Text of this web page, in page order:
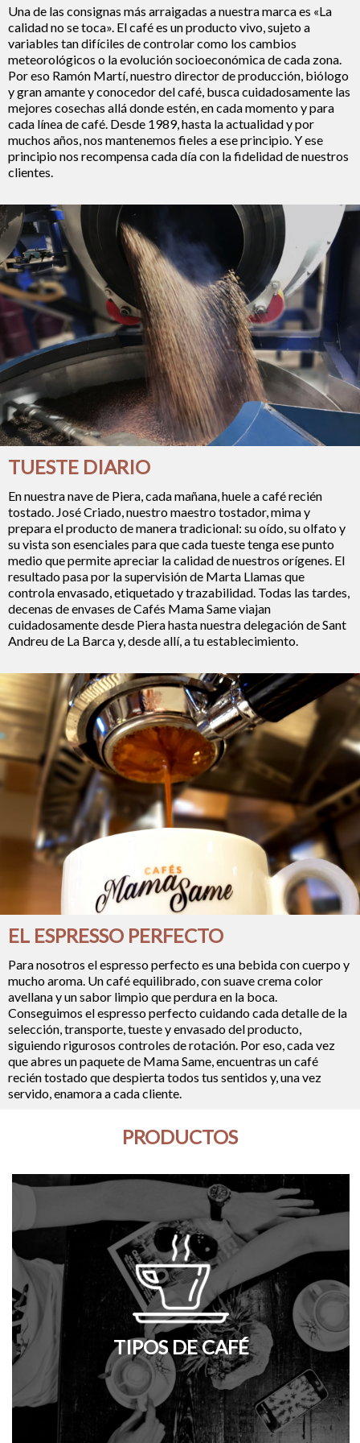
Una de las consignas más arraigadas a nuestra marca es «La
calidad no se toca». El café es un producto vivo, sujeto a
variables tan difíciles de controlar como los cambios
meteorológicos o la evolución socioeconómica de cada zona.
Por eso Ramón Martí, nuestro director de producción, biólogo
y gran amante y conocedor del café, busca cuidadosamente las
mejores cosechas allá donde estén, en cada momento y para
cada línea de café. Desde 1989, hasta la actualidad y por
muchos años, nos mantenemos fieles a ese principio. Y ese
principio nos recompensa cada día con la fidelidad de nuestros
clientes.
TUESTE DIARIO
En nuestra nave de Piera, cada mañana, huele a café recién
tostado. José Criado, nuestro maestro tostador, mima y
prepara el producto de manera tradicional: su oído, su olfato y
su vista son esenciales para que cada tueste tenga ese punto
medio que permite apreciar la calidad de nuestros orígenes. El
resultado pasa por la supervisión de Marta Llamas que
controla envasado, etiquetado y trazabilidad. Todas las tardes,
decenas de envases de Cafés Mama Same viajan
cuidadosamente desde Piera hasta nuestra delegación de Sant
Andreu de La Barca y, desde allí, a tu establecimiento.
EL ESPRESSO PERFECTO
Para nosotros el espresso perfecto es una bebida con cuerpo y
mucho aroma. Un café equilibrado, con suave crema color
avellana y un sabor limpio que perdura en la boca.
Conseguimos el espresso perfecto cuidando cada detalle de la
selección, transporte, tueste y envasado del producto,
siguiendo rigurosos controles de rotación. Por eso, cada vez
que abres un paquete de Mama Same, encuentras un café
recién tostado que despierta todos tus sentidos y, una vez
servido, enamora a cada cliente.
PRODUCTOS
TIPOS DE CAFÉ